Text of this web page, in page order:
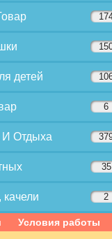
детей
6
Отдыха
35
качели 2
Условия работы